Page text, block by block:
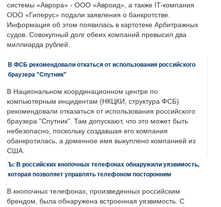
системы «Аврора» - ООО «Авроид», а также IT-компания
ООО «Гиперус» подали заявления о банкротстве.
Информация об этом появилась в картотеке Арбитражных
судов. Совокупный долг обеих компаний превысил два
миллиарда рублей.
В ФСБ рекомендовали откаться от использования российского
браузера "Спутник"
В Национальном координационном центре по
компьютерным инцидентам (НКЦКИ, структура ФСБ)
рекомендовали отказаться от использования российского
браузера "Спутник". Там допускают, что это может быть
небезопасно, поскольку создавшая его компания
обанкротилась, а доменное имя выкуплено компанией из
США.
Ъ: В российских кнопочных телефонах обнаружили уязвимость,
которая позволяет управлять телефоном посторонним
В кнопочных телефонах, произведенных российским
брендом, была обнаружена встроенная уязвимость. С